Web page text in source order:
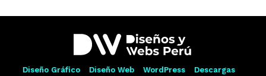
Diseño Gráfico Diseño Web WordPress
Descargas